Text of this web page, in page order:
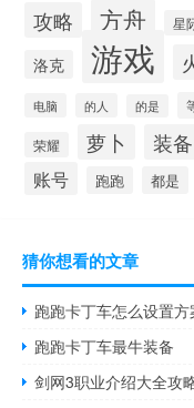
攻略 方舟 星
洛克 游戏
电脑 的人 的是
荣耀 萝卜 装备
账号 跑跑 都是
猜你想看的文章
跑跑卡丁车怎么设置方
跑跑卡丁车最牛装备
剑网3职业介绍大全攻